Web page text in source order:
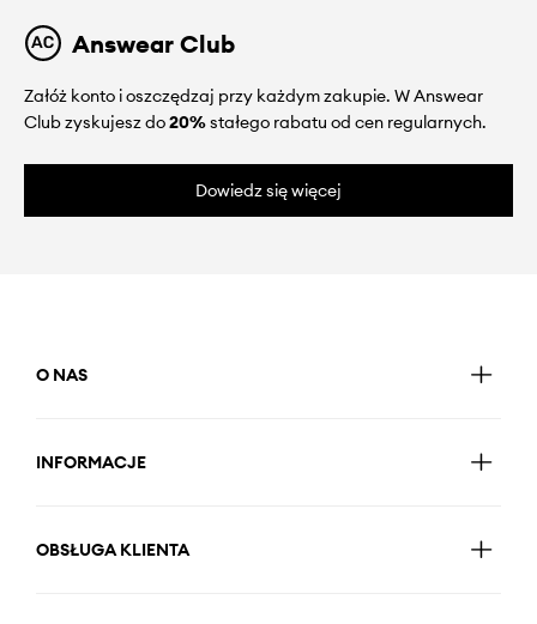
Answear Club
Załóż konto i oszczędzaj przy każdym zakupie. W Answear
Club zyskujesz do20%stałego rabatu od cen regularnych.
Dowiedz się więcej
O NAS
INFORMACJE
OBSŁUGA KLIENTA